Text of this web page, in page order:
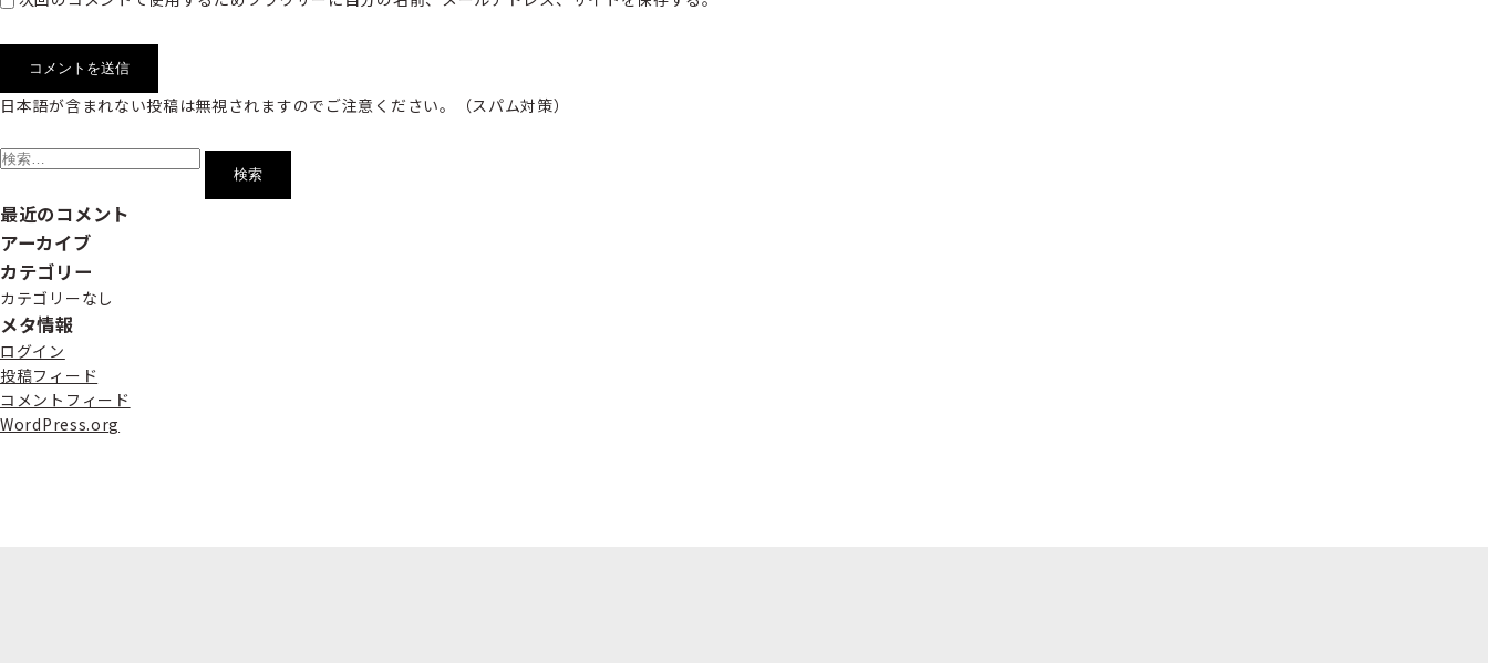
日本語が含まれない投稿は無視されますのでご注意ください。（スパム対策）
索:
最近のコメント
アーカイブ
カテゴリー
カテゴリーなし
メタ情報
ログイン
投稿フィード
コメントフィード
WordPress.org